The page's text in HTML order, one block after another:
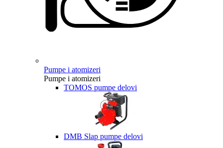
Pumpe i atomizeri
Pumpe i atomizeri
TOMOS pumpe delovi
DMB Slap pumpe delovi